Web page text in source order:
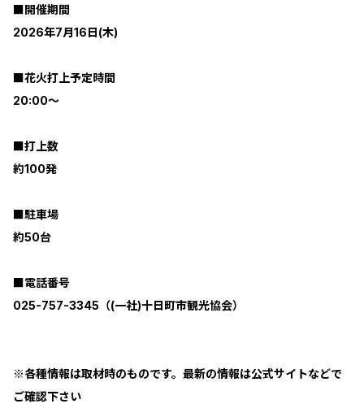
■開催期間
2026年7月16日(木)
■花火打上予定時間
20:00～
■打上数
約100発
■駐車場
約50台
■電話番号
025-757-3345（(一社)十日町市観光協会）
※各種情報は取材時のものです。最新の情報は公式サイトなどで
ご確認下さい